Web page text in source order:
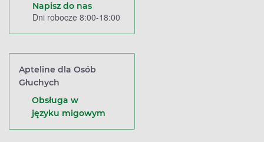
Napisz do nas
Dni robocze 8:00-18:00
Apteline dla Osób
Głuchych
Obsługa w
języku migowym